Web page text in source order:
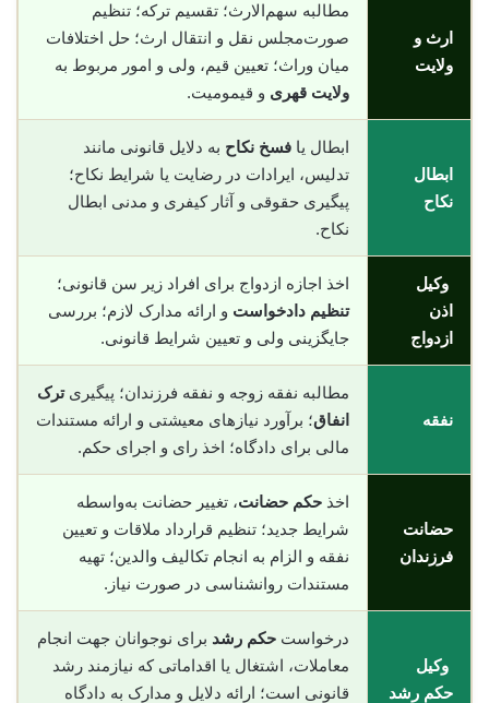
ارث و
ولایت
مطالبه سهم‌الارث؛ تقسیم ترکه؛ تنظیم
صورت‌مجلس نقل و انتقال ارث؛ حل اختلافات
میان وراث؛ تعیین قیم، ولی و امور مربوط به
ولایت قهری و قیمومیت.
ابطال
نکاح
ابطال یا فسخ نکاح به دلایل قانونی مانند
تدلیس، ایرادات در رضایت یا شرایط نکاح؛
پیگیری حقوقی و آثار کیفری و مدنی ابطال
نکاح.
وکیل
اذن
ازدواج
اخذ اجازه ازدواج برای افراد زیر سن قانونی؛
تنظیم دادخواست و ارائه مدارک لازم؛ بررسی
جایگزینی ولی و تعیین شرایط قانونی.
نفقه
مطالبه نفقه زوجه و نفقه فرزندان؛ پیگیریترک
انفاق؛ برآورد نیازهای معیشتی و ارائه مستندات
مالی برای دادگاه؛ اخذ رای و اجرای حکم.
حضانت
فرزندان
اخذ حکم حضانت، تغییر حضانت به‌واسطه
شرایط جدید؛ تنظیم قرارداد ملاقات و تعیین
نفقه و الزام به انجام تکالیف والدین؛ تهیه
مستندات روانشناسی در صورت نیاز.
وکیل
حکم رشد
درخواست حکم رشد برای نوجوانان جهت انجام
معاملات، اشتغال یا اقداماتی که نیازمند رشد
قانونی است؛ ارائه دلایل و مدارک به دادگاه